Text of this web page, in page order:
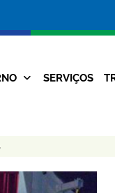
SERVIÇOS